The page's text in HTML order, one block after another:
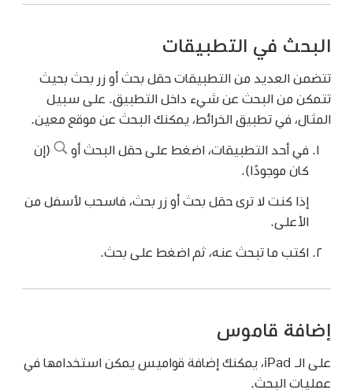
البحث في التطبيقات
تتضمن العديد من التطبيقات حقل بحث أو زر بحث بحيث
تتمكن من البحث عن شيء داخل التطبيق. على سبيل
المثال، في تطبيق الخرائط، يمكنك البحث عن موقع معين.
في أحد التطبيقات، اضغط على حقل البحث أو
(إن
كان موجودًا).
إذا كنت لا ترى حقل بحث أو زر بحث، فاسحب لأسفل من
الأعلى.
اكتب ما تبحث عنه، ثم اضغط على بحث.
إضافة قاموس
على الـ iPad، يمكنك إضافة قواميس يمكن استخدامها في
عمليات البحث.